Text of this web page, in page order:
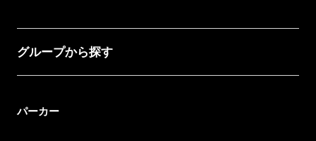
グループから探す
パーカー